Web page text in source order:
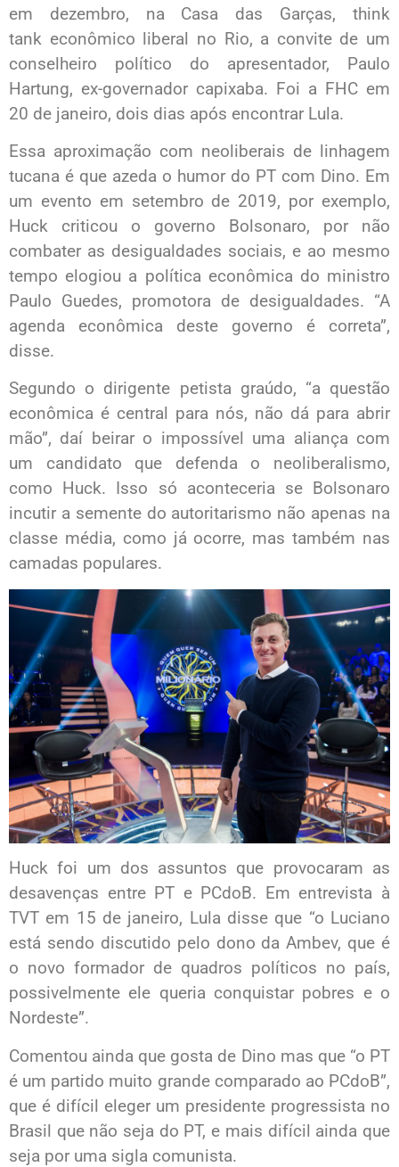
em dezembro, na Casa das Garças, think
tank econômico liberal no Rio, a convite de um
conselheiro político do apresentador, Paulo
Hartung, ex-governador capixaba. Foi a FHC em
20 de janeiro, dois dias após encontrar Lula.
Essa aproximação com neoliberais de linhagem
tucana é que azeda o humor do PT com Dino. Em
um evento em setembro de 2019, por exemplo,
Huck criticou o governo Bolsonaro, por não
combater as desigualdades sociais, e ao mesmo
tempo elogiou a política econômica do ministro
Paulo Guedes, promotora de desigualdades. “A
agenda econômica deste governo é correta”,
disse.
Segundo o dirigente petista graúdo, “a questão
econômica é central para nós, não dá para abrir
mão”, daí beirar o impossível uma aliança com
um candidato que defenda o neoliberalismo,
como Huck. Isso só aconteceria se Bolsonaro
incutir a semente do autoritarismo não apenas na
classe média, como já ocorre, mas também nas
camadas populares.
Huck foi um dos assuntos que provocaram as
desavenças entre PT e PCdoB. Em entrevista à
TVT em 15 de janeiro, Lula disse que “o Luciano
está sendo discutido pelo dono da Ambev, que é
o novo formador de quadros políticos no país,
possivelmente ele queria conquistar pobres e o
Nordeste”.
Comentou ainda que gosta de Dino mas que “o PT
é um partido muito grande comparado ao PCdoB”,
que é difícil eleger um presidente progressista no
Brasil que não seja do PT, e mais difícil ainda que
seja por uma sigla comunista.